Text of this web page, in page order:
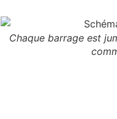
Chaque barrage est